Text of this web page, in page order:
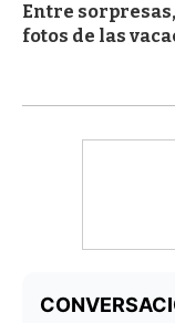
Entre
fotos de las